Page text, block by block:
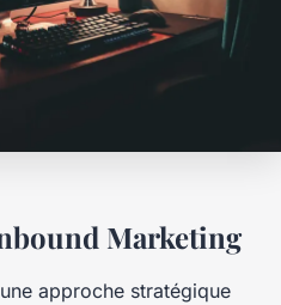
Marketing
approche stratégique